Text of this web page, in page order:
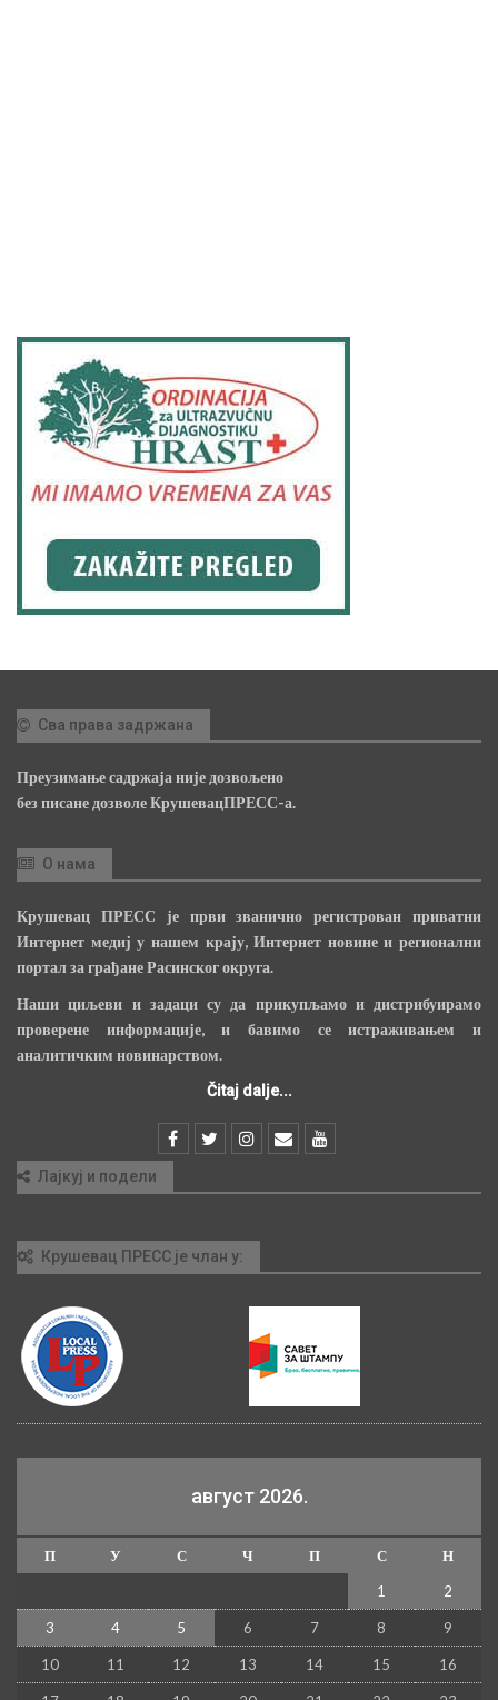
Сва права задржана
Преузимање садржаја није дозвољено
без писане дозволе КрушевацПРЕСС-а.
О нама
Крушевац ПРЕСС је први званично регистрован приватни
Интернет медиј у нашем крају, Интернет новине и регионални
портал за грађане Расинског округа.
Наши циљеви и задаци су да прикупљамо и дистрибуирамо
проверене информације, и бавимо се истраживањем и
аналитичким новинарством.
Čitaj dalje...
Лајкуј и подели
Крушевац ПРЕСС је члан у:
август 2026.
П У С Ч П С
Н
1
2
3 4 5 6 7 8 9
10 11 12 13 14 15 16